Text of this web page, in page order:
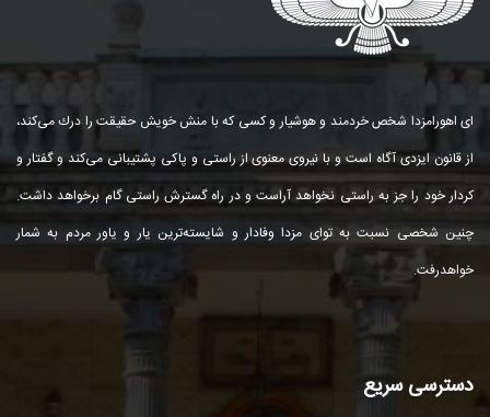
ای اهورامزدا شخص خردمند و هوشیار و كسی كه با منش خویش حقیقت را درك می‌كند،
از قانون ایزدی آگاه است و با نیروی معنوی از راستی و پاكی پشتیبانی می‌كند و گفتار و
كردار خود را جز به راستی نخواهد آراست و در راه گسترش راستی گام برخواهد داشت.
چنین شخصی نسبت به توای مزدا وفادار و شایسته‌ترین یار و یاور مردم به شمار
خواهد‌رفت.
دسترسی سریع